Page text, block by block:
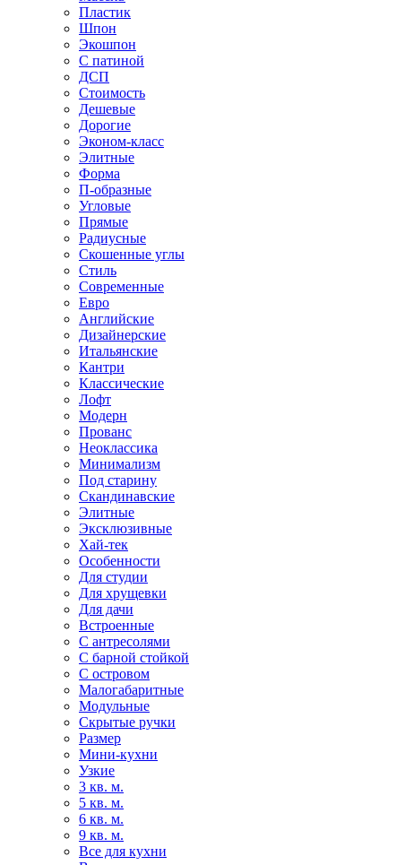
Пластик
Шпон
Экошпон
С патиной
ДСП
Стоимость
Дешевые
Дорогие
Эконом-класс
Элитные
Форма
П-образные
Угловые
Прямые
Радиусные
Скошенные углы
Стиль
Современные
Евро
Английские
Дизайнерские
Итальянские
Кантри
Классические
Лофт
Модерн
Прованс
Неоклассика
Минимализм
Под старину
Скандинавские
Элитные
Эксклюзивные
Хай-тек
Особенности
Для студии
Для хрущевки
Для дачи
Встроенные
С антресолями
С барной стойкой
С островом
Малогабаритные
Модульные
Скрытые ручки
Размер
Мини-кухни
Узкие
3 кв. м.
5 кв. м.
6 кв. м.
9 кв. м.
Все для кухни